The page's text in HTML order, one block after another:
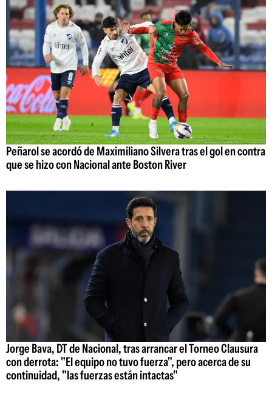
Peñarol se acordó de Maximiliano Silvera tras el gol en contra
que se hizo con Nacional ante Boston River
Jorge Bava, DT de Nacional, tras arrancar el Torneo Clausura
con derrota: "El equipo no tuvo fuerza", pero acerca de su
continuidad, "las fuerzas están intactas"